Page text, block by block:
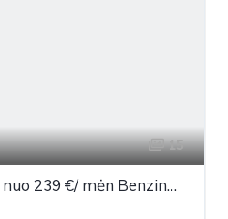
15
Audi A3 Sportback nuo 239 €/ mėn Benzinas 2018m. Sedanas Automatinė